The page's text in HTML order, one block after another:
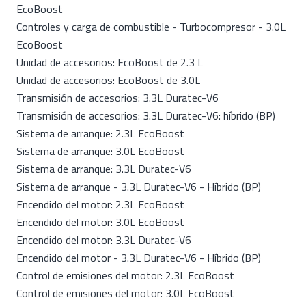
EcoBoost
Controles y carga de combustible - Turbocompresor - 3.0L
EcoBoost
Unidad de accesorios: EcoBoost de 2.3 L
Unidad de accesorios: EcoBoost de 3.0L
Transmisión de accesorios: 3.3L Duratec-V6
Transmisión de accesorios: 3.3L Duratec-V6: híbrido (BP)
Sistema de arranque: 2.3L EcoBoost
Sistema de arranque: 3.0L EcoBoost
Sistema de arranque: 3.3L Duratec-V6
Sistema de arranque - 3.3L Duratec-V6 - Híbrido (BP)
Encendido del motor: 2.3L EcoBoost
Encendido del motor: 3.0L EcoBoost
Encendido del motor: 3.3L Duratec-V6
Encendido del motor - 3.3L Duratec-V6 - Híbrido (BP)
Control de emisiones del motor: 2.3L EcoBoost
Control de emisiones del motor: 3.0L EcoBoost